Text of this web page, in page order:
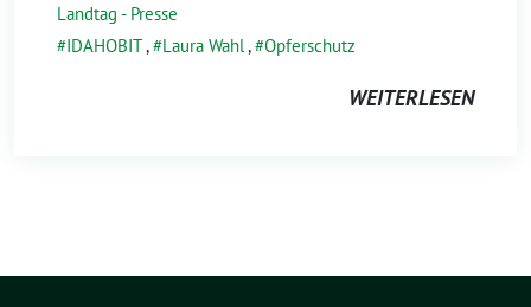
Landtag - Presse
IDAHOBIT, Laura Wahl , Opferschutz
WEITERLESEN